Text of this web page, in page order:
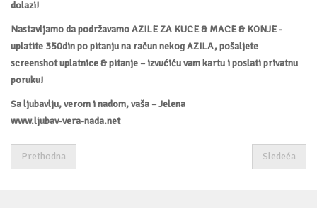
dolazi!
Nastavljamo da podržavamo AZILE ZA KUCE & MACE & KONJE -
uplatite 350din po pitanju na račun nekog AZILA, pošaljete
screenshot uplatnice & pitanje – izvućiću vam kartu i poslati privatnu
poruku!
Sa ljubavlju, verom i nadom, vaša – Jelena
www.ljubav-vera-nada.net
Prethodna Sledeća